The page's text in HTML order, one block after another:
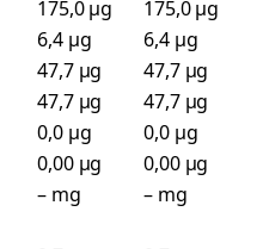
175,0 µg
175,0 µg
6,4 µg
6,4 µg
47,7 µg
47,7 µg
47,7 µg
47,7 µg
0,0 µg
0,0 µg
0,00 µg
0,00 µg
– mg
– mg